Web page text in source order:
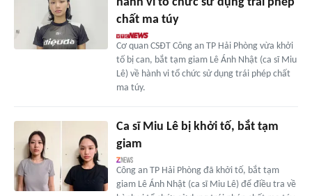
hành vi tổ chức sử dụng trái phép
chất ma túy
Cơ quan CSĐT Công an TP Hải Phòng vừa khởi
tố bị can, bắt tạm giam Lê Ánh Nhật (ca sĩ Miu
Lê) về hành vi tổ chức sử dụng trái phép chất
ma túy.
Ca sĩ Miu Lê bị khởi tố, bắt tạm
giam
Công an TP Hải Phòng đã khởi tố, bắt tạm
giam Lê Ánh Nhật (ca sĩ Miu Lê) để điều tra về